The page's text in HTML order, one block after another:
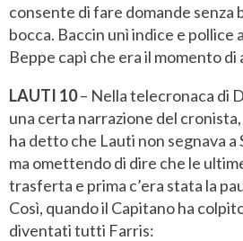
consente di fare domande senza
bocca. Baccin unì indice e pollice
Beppe capì che era il momento
LAUTI 10– Nella telecronaca di
una certa narrazione del
ha detto che Lauti non segnava a
ma omettendo di dire che le
trasferta e prima c’era stata la
Così, quando il Capitano ha
diventati tutti Farris: